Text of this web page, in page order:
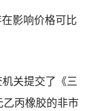
影响价格可比
关提交了《三
丙橡胶的非市